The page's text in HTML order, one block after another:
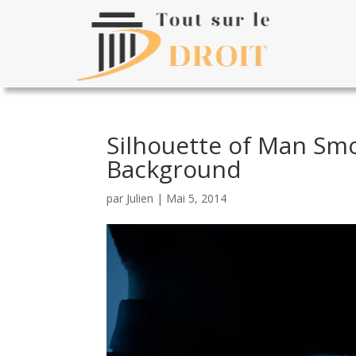
Silhouette of Man
Background
par Julien | Mai 5, 2014